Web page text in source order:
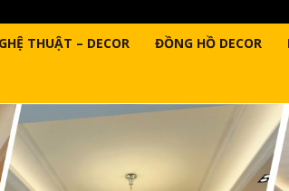
THUẬT – DECOR ĐỒNG HỒ DECOR